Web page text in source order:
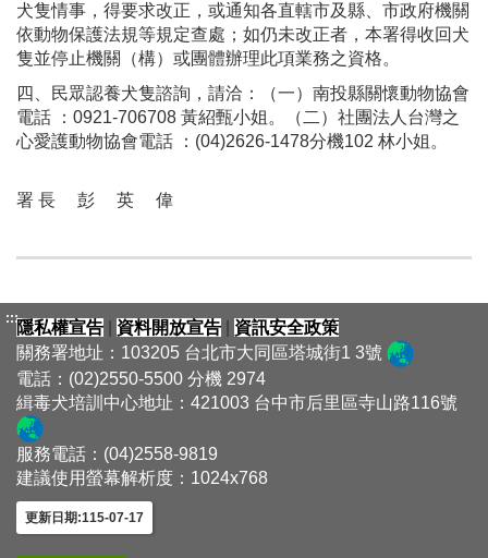
犬隻情事，得要求改正，或通知各直轄市及縣、市政府機關
依動物保護法規等規定查處；如仍未改正者，本署得收回犬
隻並停止機關（構）或團體辦理此項業務之資格。
四、
民眾認養犬隻諮詢，請洽：（一）南投縣關懷動物協會
電話 ：0921-706708 黃紹甄小姐 。
（二）社團法人台灣之
心愛護動物協會電話 ：(04)2626-1478分機102 林小姐 。
署 長 彭 英 偉
:::隱私權宣告 資料開放宣告
資訊安全政策
關務署地址：103205 台北市大同區塔城街1 3號
電話：(02)2550-5500 分機 2974
緝毒犬培訓中心地址：421003 台中市后里區寺山路116號
服務電話：(04)2558-9819
建議使用螢幕解析度：1024x768
更新日期:115-07-17